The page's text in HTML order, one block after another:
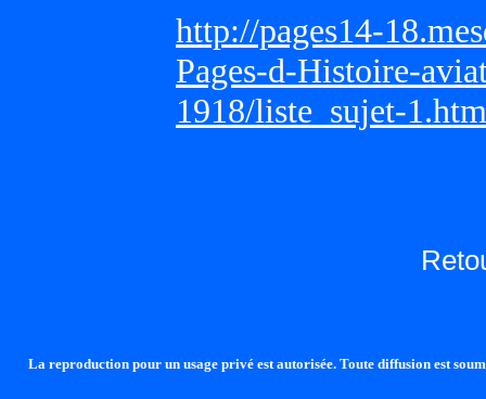
http://pages14-
Pages-d-Histoire-
1918/liste_sujet-1.htm
La reproduction pour un usage privé est autorisée. Toute diffusion est